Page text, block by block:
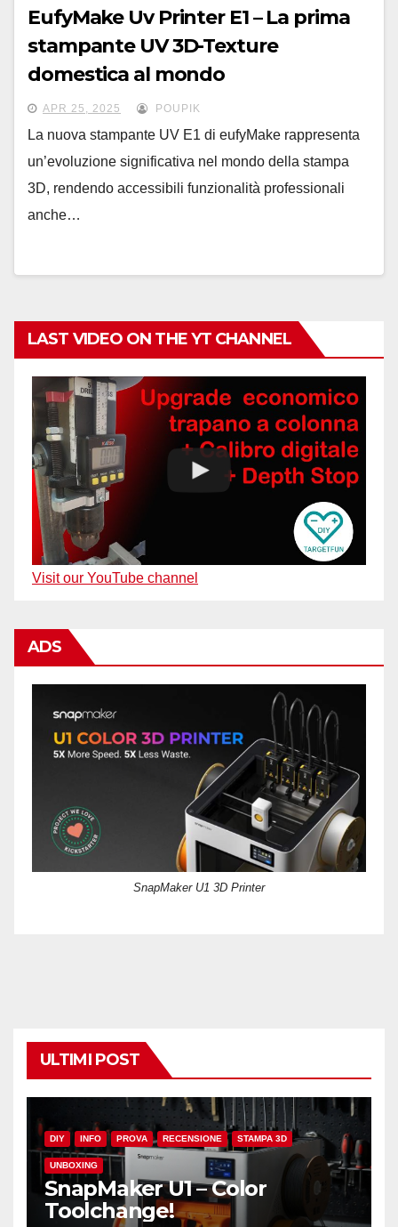
EufyMake Uv Printer E1 – La prima
stampante UV 3D-Texture
domestica al mondo
APR 25, 2025 POUPIK
La nuova stampante UV E1 di eufyMake rappresenta
un’evoluzione significativa nel mondo della stampa
3D, rendendo accessibili funzionalità professionali
anche…
LAST VIDEO ON THE YT CHANNEL
Visit our YouTube channel
ADS
SnapMaker U1 3D Printer
ULTIMI POST
DIY INFO PROVA RECENSIONE STAMPA 3D
UNBOXING
SnapMaker U1 – Color
Toolchange!